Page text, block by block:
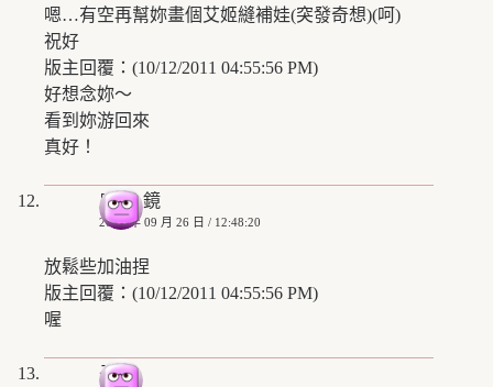
嗯…有空再幫妳畫個艾姬縫補娃(突發奇想)(呵)
祝好
版主回覆：(10/12/2011 04:55:56 PM)
好想念妳～
看到妳游回來
真好！
廣 角 鏡
2008 年 09 月 26 日 / 12:48:20
放鬆些加油捏
版主回覆：(10/12/2011 04:55:56 PM)
喔
子逸